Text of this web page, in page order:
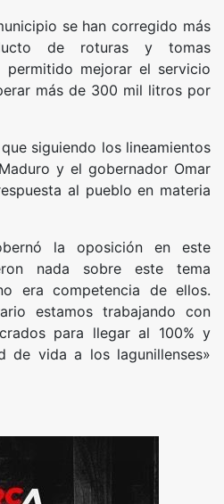
se han corregido más
de roturas y tomas
permitido mejorar el servicio
más de 300 mil litros por
siguiendo los lineamientos
y el gobernador Omar
al pueblo en materia
la oposición en este
nada sobre este tema
era competencia de ellos.
estamos trabajando con
para llegar al 100% y
de vida a los lagunillenses»